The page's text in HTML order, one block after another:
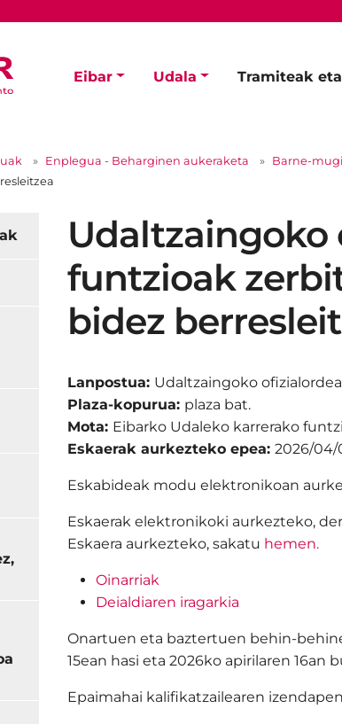
Eibar Udala Tramiteak
Enplegua - Beharginen aukeraketa Barne-
Udaltzaingoko
funtzioak
bidez
Lanpostua: Udaltzaingoko ofizialordea
Plaza-kopurua: plaza bat.
Mota: Eibarko Udaleko karrerako
Eskaerak aurkezteko epea: 2026/04/
Eskabideak modu elektronikoan
Eskaerak elektronikoki aurkezteko,
Eskaera aurkezteko, sakatu hemen.
Oinarriak
Deialdiaren iragarkia
Onartuen eta baztertuen behin-
15ean hasi eta 2026ko apirilaren 16an
Epaimahai kalifikatzailearen